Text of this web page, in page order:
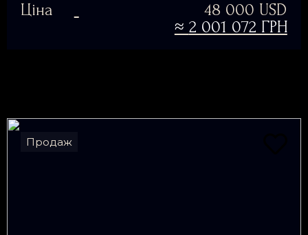
Ціна
48 000 USD
≈ 2 001 072 ГРН
Продаж